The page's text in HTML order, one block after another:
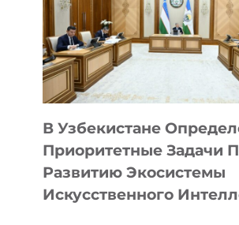
В Узбекистане
Приоритетные Задачи
Развитию Экосистемы
Искусственного